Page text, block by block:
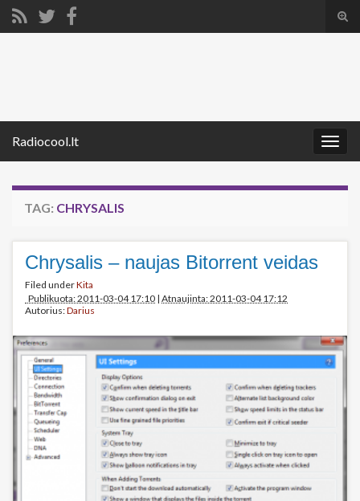
Radiocool.lt
TAG: CHRYSALIS
Chrysalis – naujas Bitorrent veidas
Filed underKita
Publikuota: 2011-03-04 17:10 | Atnaujinta: 2011-03-04 17:12
Autorius:Darius